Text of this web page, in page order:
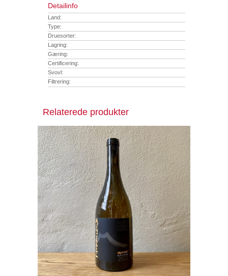
Detailinfo
Land:
Type:
Druesorter:
Lagring:
Gæring:
Certificering:
Svovl:
Filtrering:
Relaterede produkter